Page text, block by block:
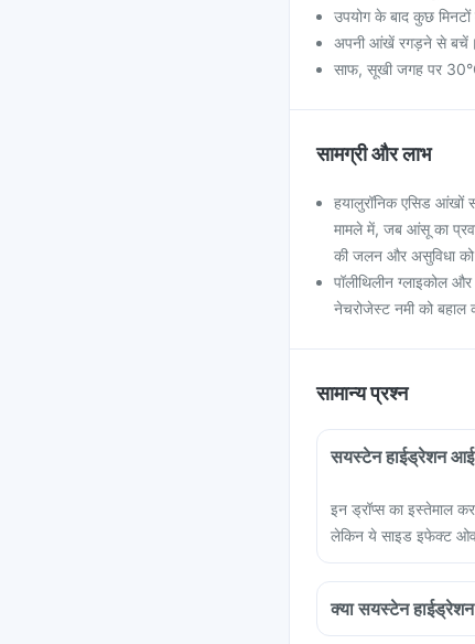
उपयोग के बाद कुछ
अपनी आंखें रगड़ने से बचें।
साफ, सूखी जगह पर
सामग्री और लाभ
हयालुरॉनिक एसिड आंखों
मामले में, जब आंसू का
की जलन और असुविधा
पॉलीथिलीन ग्लाइकोल
नेचरोजेस्ट नमी को
सामान्य प्रश्न
सयस्टेन हाईड्रेशन आई
इन ड्रॉप्स का इस्तेमाल
लेकिन ये साइड इफेक्ट
क्या सयस्टेन